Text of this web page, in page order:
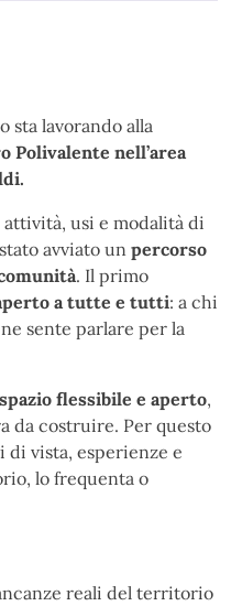
sta lavorando alla
Polivalente nell’area
usi e modalità di
avviato un percorso
. Il primo
a tutte e tutti: a chi
sente parlare per la
flessibile e aperto,
da costruire. Per questo
vista, esperienze e
lo frequenta o
reali del territorio